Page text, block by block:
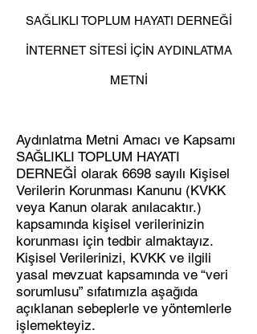
SAĞLIKLI TOPLUM HAYATI DERNEĞİ
İNTERNET SİTESİ İÇİN AYDINLATMA
METNİ
Aydınlatma Metni Amacı ve Kapsamı
SAĞLIKLI TOPLUM HAYATI
DERNEĞİ olarak 6698 sayılı Kişisel
Verilerin Korunması Kanunu (KVKK
veya Kanun olarak anılacaktır.)
kapsamında kişisel verilerinizin
korunması için tedbir almaktayız.
Kişisel Verilerinizi, KVKK ve ilgili
yasal mevzuat kapsamında ve “veri
sorumlusu” sıfatımızla aşağıda
açıklanan sebeplerle ve yöntemlerle
işlemekteyiz.